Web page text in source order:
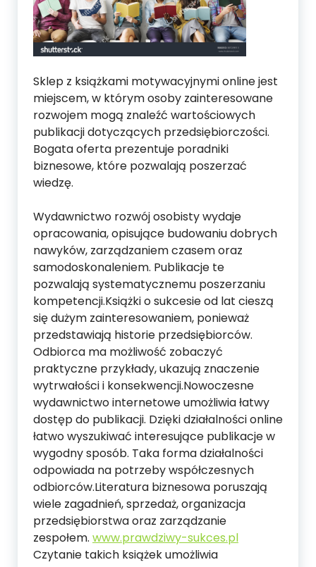
Sklep z książkami motywacyjnymi online jest
miejscem, w którym osoby zainteresowane
rozwojem mogą znaleźć wartościowych
publikacji dotyczących przedsiębiorczości.
Bogata oferta prezentuje poradniki
biznesowe, które pozwalają poszerzać
wiedzę.
Wydawnictwo rozwój osobisty wydaje
opracowania, opisujące budowaniu dobrych
nawyków, zarządzaniem czasem oraz
samodoskonaleniem. Publikacje te
pozwalają systematycznemu poszerzaniu
kompetencji.Książki o sukcesie od lat cieszą
się dużym zainteresowaniem, ponieważ
przedstawiają historie przedsiębiorców.
Odbiorca ma możliwość zobaczyć
praktyczne przykłady, ukazują znaczenie
wytrwałości i konsekwencji.Nowoczesne
wydawnictwo internetowe umożliwia łatwy
dostęp do publikacji. Dzięki działalności online
łatwo wyszukiwać interesujące publikacje w
wygodny sposób. Taka forma działalności
odpowiada na potrzeby współczesnych
odbiorców.Literatura biznesowa poruszają
wiele zagadnień, sprzedaż, organizacja
przedsiębiorstwa oraz zarządzanie
zespołem. www.prawdziwy-sukces.pl
Czytanie takich książek umożliwia